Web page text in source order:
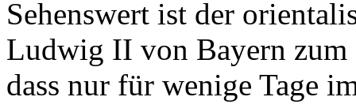
Sehenswert ist der
Ludwig II von Bayern zum
dass nur für wenige Tage